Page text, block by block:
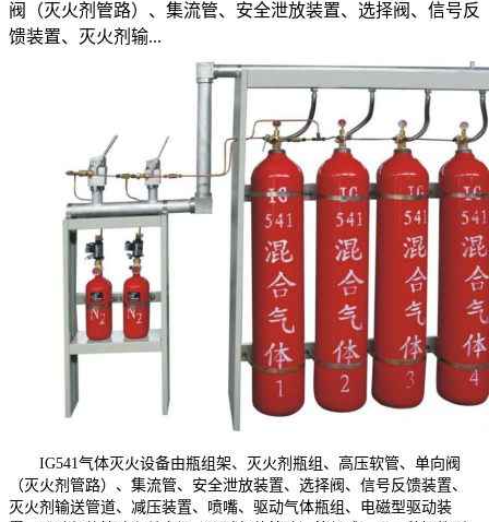
阀（灭火剂管路）、集流管、安全泄放装置、选择阀、信号反
馈装置、灭火剂输...
IG541气体灭火设备由瓶组架、灭火剂瓶组、高压软管、单向阀
（灭火剂管路）、集流管、安全泄放装置、选择阀、信号反馈装置、
灭火剂输送管道、减压装置、喷嘴、驱动气体瓶组、电磁型驱动装